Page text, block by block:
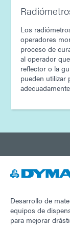
Los
operadores
proceso de
al operador
reflector o la
pueden utilizar
Desarrollo de
equipos de
para mejorar